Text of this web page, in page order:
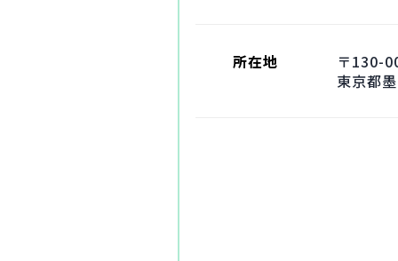
所在地
〒130-
東京都